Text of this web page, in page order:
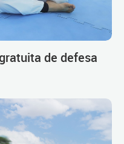
de defesa